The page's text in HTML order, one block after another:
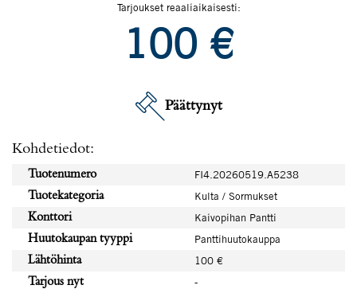
Tarjoukset reaaliaikaisesti:
100 €
Päättynyt
Kohdetiedot:
Tuotenumero
FI4.20260519.A5238
Tuotekategoria
Kulta / Sormukset
Konttori
Kaivopihan Pantti
Huutokaupan tyyppi
Panttihuutokauppa
Lähtöhinta
100 €
Tarjous nyt
-